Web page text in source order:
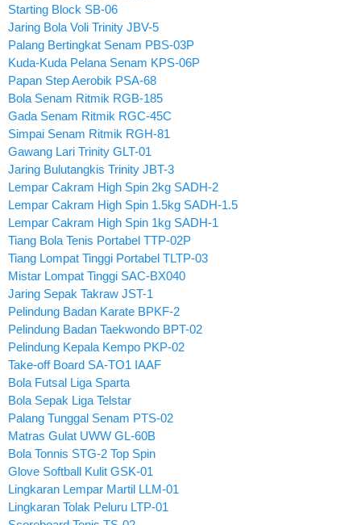
Starting Block SB-06
Jaring Bola Voli Trinity JBV-5
Palang Bertingkat Senam PBS-03P
Kuda-Kuda Pelana Senam KPS-06P
Papan Step Aerobik PSA-68
Bola Senam Ritmik RGB-185
Gada Senam Ritmik RGC-45C
Simpai Senam Ritmik RGH-81
Gawang Lari Trinity GLT-01
Jaring Bulutangkis Trinity JBT-3
Lempar Cakram High Spin 2kg SADH-2
Lempar Cakram High Spin 1.5kg SADH-1.5
Lempar Cakram High Spin 1kg SADH-1
Tiang Bola Tenis Portabel TTP-02P
Tiang Lompat Tinggi Portabel TLTP-03
Mistar Lompat Tinggi SAC-BX040
Jaring Sepak Takraw JST-1
Pelindung Badan Karate BPKF-2
Pelindung Badan Taekwondo BPT-02
Pelindung Kepala Kempo PKP-02
Take-off Board SA-TO1 IAAF
Bola Futsal Liga Sparta
Bola Sepak Liga Telstar
Palang Tunggal Senam PTS-02
Matras Gulat UWW GL-60B
Bola Tonnis STG-2 Top Spin
Glove Softball Kulit GSK-01
Lingkaran Lempar Martil LLM-01
Lingkaran Tolak Peluru LTP-01